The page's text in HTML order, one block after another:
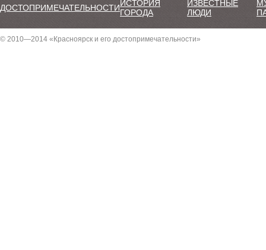
ДОСТОПРИМЕЧАТЕЛЬНОСТИИСТОРИЯ
ГОРОДА
ИЗВЕСТНЫЕ
ЛЮДИ
© 2010—2014 «Красноярск и его достопримечательности»